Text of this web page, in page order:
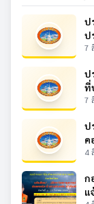
ป
ป
7
ป
ที่
7
ป
ค
4
ก
แ